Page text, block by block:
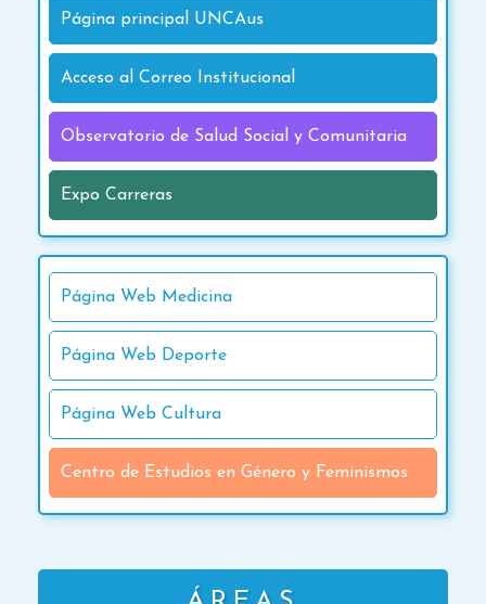
Página principal UNCAus
Acceso al Correo Institucional
Observatorio de Salud Social y Comunitaria
Expo Carreras
Página Web Medicina
Página Web Deporte
Página Web Cultura
Centro de Estudios en Género y Feminismos